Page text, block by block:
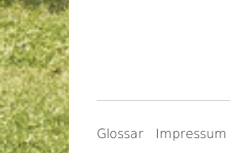
Glossar Impressum